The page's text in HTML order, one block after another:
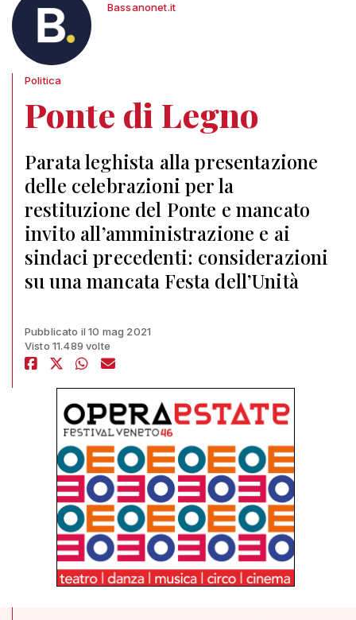
Bassanonet.it
Politica
Ponte di Legno
Parata leghista alla presentazione
delle celebrazioni per la
restituzione del Ponte e mancato
invito all’amministrazione e ai
sindaci precedenti: considerazioni
su una mancata Festa dell’Unità
Pubblicato il 10 mag 2021
Visto 11.489 volte